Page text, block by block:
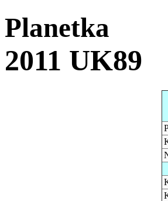
Planetka
2011 UK89